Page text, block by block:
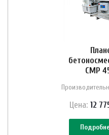
CMP
Цена: 12